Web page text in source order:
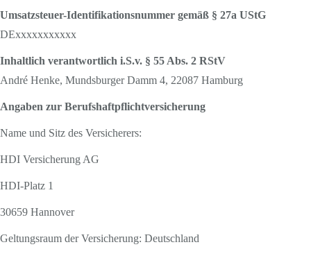
Umsatzsteuer-Identifikationsnummer gemäß § 27a UStG
DExxxxxxxxxxx
Inhaltlich verantwortlich i.S.v. § 55 Abs. 2 RStV
André Henke, Mundsburger Damm 4, 22087 Hamburg
Angaben zur Berufshaftpflichtversicherung
Name und Sitz des Versicherers:
HDI Versicherung AG
HDI-Platz 1
30659 Hannover
Geltungsraum der Versicherung: Deutschland